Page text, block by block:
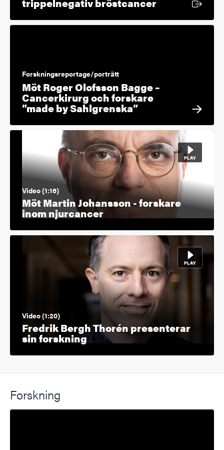
Forskningsreportage/porträtt
Möt Roger Olofsson Bagge –
Cancerkirurg och forskare
”made by Sahlgrenska”
Video (1:16)
Möt Martin Johansson - forskare
inom njurcancer
Video (1:20)
Fredrik Bergh Thorén presenterar
sin forskning
Forskning